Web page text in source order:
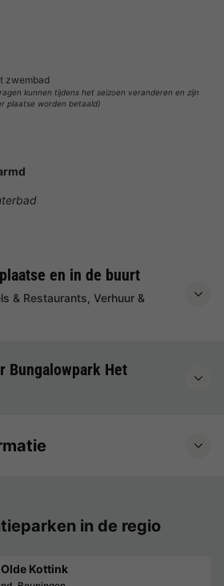
zwembad
kunnen tijdens het seizoen veranderen en zijn
plaatse worden betaald)
en in de buurt
& Restaurants, Verhuur &
Bungalowpark Het
in de regio
Kottink